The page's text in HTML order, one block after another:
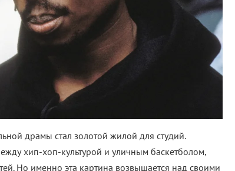
драмы стал золотой жилой для студий.
хип-хоп-культурой и уличным баскетболом,
Но именно эта картина возвышается над своими